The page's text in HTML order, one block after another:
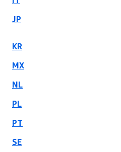
JP
KR
MX
NL
PL
PT
SE